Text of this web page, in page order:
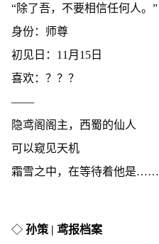
“除了吾，不要相信任何人。”
身份：师尊
初见日：11月15日
喜欢：？？？
——
隐鸢阁阁主，西蜀的仙人
可以窥见天机
霜雪之中，在等待着他是……
◇ 孙策 | 鸢报档案